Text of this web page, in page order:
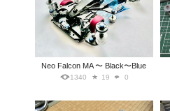
Neo Falcon MA 〜 Black〜Blue
1340 19 0